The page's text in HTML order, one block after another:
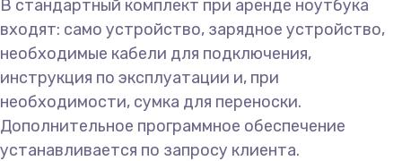
В стандартный комплект при аренде ноутбука
входят: само устройство, зарядное устройство,
необходимые кабели для подключения,
инструкция по эксплуатации и, при
необходимости, сумка для переноски.
Дополнительное программное обеспечение
устанавливается по запросу клиента.